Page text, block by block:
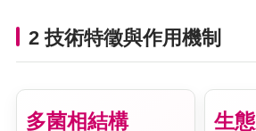
2 技術特徵與作用機制
多菌相結構 生